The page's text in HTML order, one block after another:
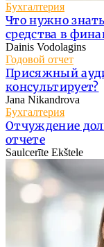
Бухгалтерия
Что нужно
средства в
Dainis Vodolagins
Годовой отчет
Присяжный
консультирует?
Jana Nikandrova
Бухгалтерия
Отчуждение
отчете
Saulcerīte Ekštele